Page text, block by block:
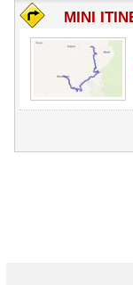
MINI